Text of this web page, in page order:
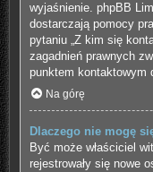
wyjaśnienie. phpBB
dostarczają pomocy
pytaniu „Z kim się
zagadnień prawnych
punktem kontaktowym
Na górę
Dlaczego nie mogę
Być może właściciel
rejestrowały się nowe